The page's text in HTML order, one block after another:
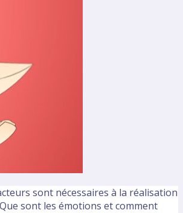
sont nécessaires à la réalisation
sont les émotions et comment